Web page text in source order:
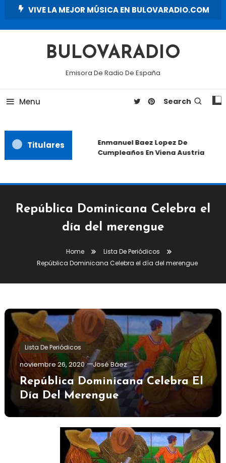
VIVE LA MEJOR MÚSICA EN BULOVARADIO.COM
BULOVARADIO
Emisora De Radio De España
Menu Search
Titulares
Enmanuel Baez Lopez De
Cumpleaños En Viena Austria
República Dominicana Celebra el
día del merengue
Home
Lista De Periódicos
República Dominicana Celebra el día del merengue
Lista De Periódicos
noviembre 26, 2020 José Báez
República Dominicana Celebra El
Día Del Merengue